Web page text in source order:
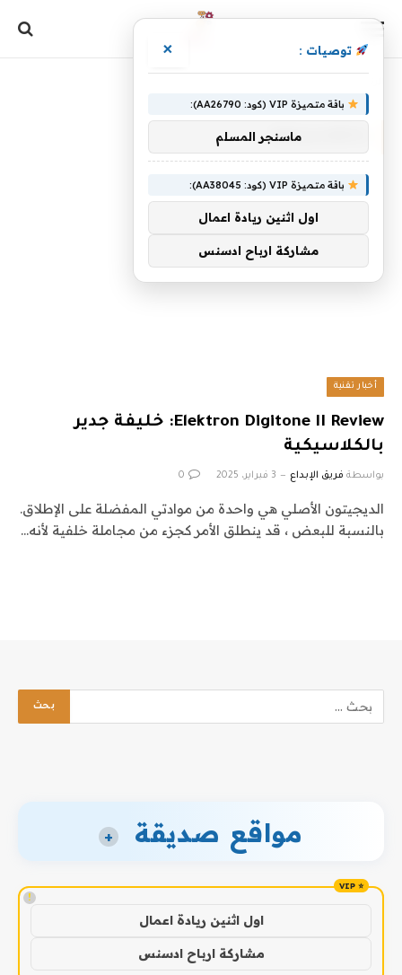
بالكلاسيكية
أخبار تقنية
Elektron Digitone II Review: خليفة جدير
بالكلاسيكية
بواسطة فريق الإبداع 3 فبراير، 2025 0
الديجيتون الأصلي هي واحدة من موادتي المفضلة على الإطلاق.
بالنسبة للبعض ، قد ينطلق الأمر كجزء من مجاملة خلفية لأنه…
مواقع صديقة +
!
اول اثنين ريادة اعمال
مشاركة ارباح ادسنس
توصيات : ×
باقة متميزة VIP (كود: AA26790):
ماسنجر المسلم
باقة متميزة VIP (كود: AA38045):
اول اثنين ريادة اعمال
مشاركة ارباح ادسنس